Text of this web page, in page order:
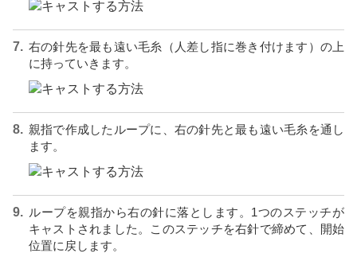
右の針先を最も遠い毛糸（人差し指に巻き付けます）の上
に持っていきます。
親指で作成したループに、右の針先と最も遠い毛糸を通し
ます。
ループを親指から右の針に落とします。1つのステッチが
キャストされました。このステッチを右針で締めて、開始
位置に戻します。